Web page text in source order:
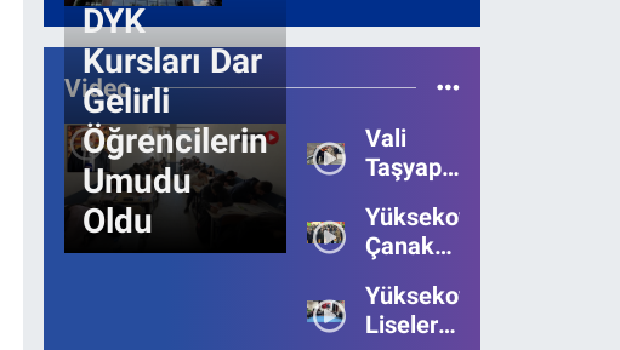
Video
DYK
Kursları Dar
Gelirli
Öğrencilerin
Umudu
Oldu
Vali
Taşyapan,
Bölgesinde
İncelemelerde
Bulundu
Yüksekova’da
Çanakkale
111.Yılı
Kutlandı
Yüksekova’da
Liseler